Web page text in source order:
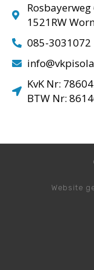
Rosbayerweg
1521RW
085-3031072
KvK Nr:
BTW Nr:
Website